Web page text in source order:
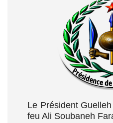
Le Président
feu Ali Soubaneh